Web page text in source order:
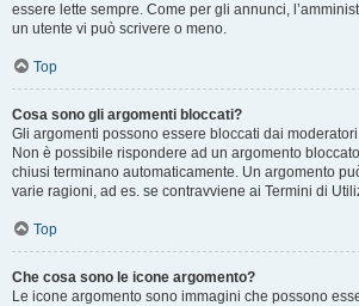
essere lette sempre. Come per gli annunci,
un utente vi può scrivere o meno.
Top
Cosa sono gli argomenti bloccati?
Gli argomenti possono essere bloccati dai
Non è possibile rispondere ad un argomento
chiusi terminano automaticamente. Un argomento
varie ragioni, ad es. se contravviene ai Termini di
Top
Che cosa sono le icone argomento?
Le icone argomento sono immagini che possono